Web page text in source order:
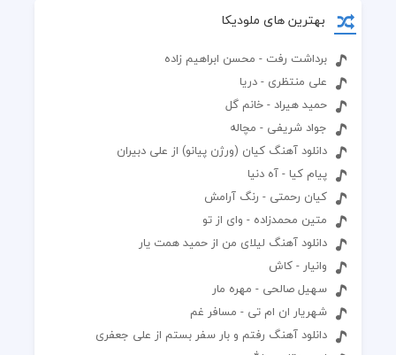
بهترین های ملودیکا
برداشت رفت - محسن ابراهیم زاده
علی منتظری - دریا
حمید هیراد - خانم گل
جواد شریفی - مچاله
دانلود آهنگ کیان (ورژن پیانو) از علی دبیران
پیام کیا - آه دنیا
کیان رحمتی - رنگ آرامش
متین محمدزاده - وای از تو
دانلود آهنگ لیلای من از حمید همت یار
وانیار - کاش
سهیل صالحی - مهره مار
شهریار ان ام تی - مسافر غم
دانلود آهنگ رفتم و بار سفر بستم از علی جعفری